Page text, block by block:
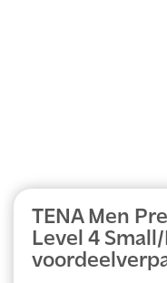
TENA Men
Level 4